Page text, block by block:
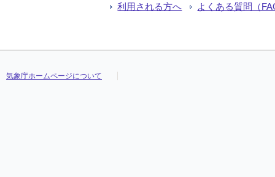
利用される方へ よくある質問（
気象庁ホームページについて